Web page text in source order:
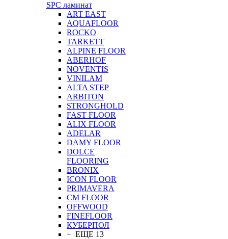
SPC ламинат
ART EAST
AQUAFLOOR
ROCKO
TARKETT
ALPINE FLOOR
ABERHOF
NOVENTIS
VINILAM
ALTA STEP
ARBITON
STRONGHOLD
FAST FLOOR
ALIX FLOOR
ADELAR
DAMY FLOOR
DOLCE
FLOORING
BRONIX
ICON FLOOR
PRIMAVERA
CM FLOOR
OFFWOOD
FINEFLOOR
КУБЕРПОЛ
+ ЕЩЕ 13